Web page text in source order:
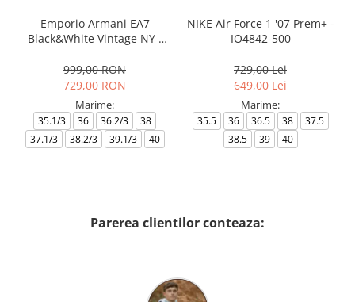
Emporio Armani EA7
Black&White Vintage NY -
999,00 RON
729,00 RON
Marime:
35.1/3 36 36.2/3
38
37.1/3
38.2/3 39.1/3 40
NIKE Air Force 1 '07 Prem+ -
IO4842-500
729,00 Lei
649,00 Lei
Marime:
35.5 36 36.5 38
37.5
38.5
39 40
Parerea clientilor conteaza: